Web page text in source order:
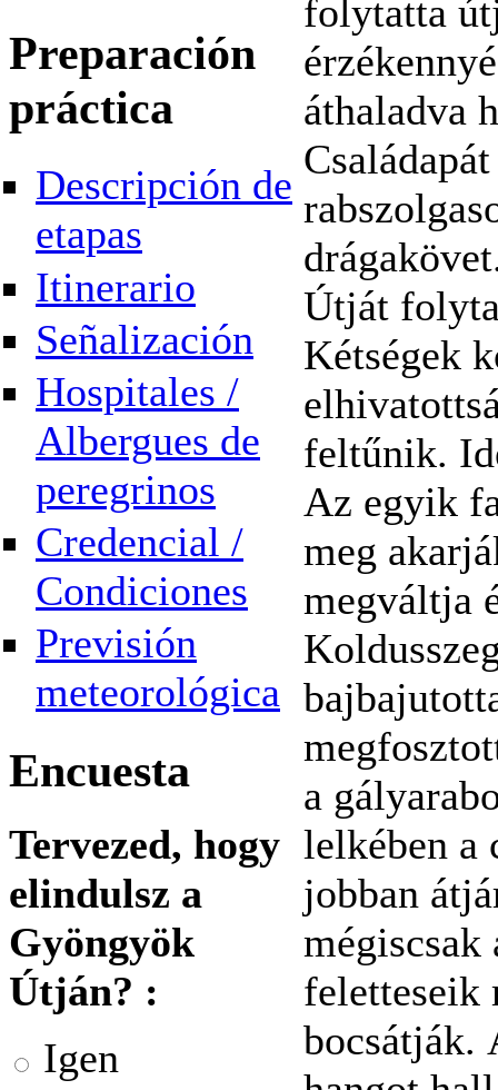
Preparación
práctica
Descripción de
etapas
Itinerario
Señalización
Hospitales /
Albergues de
peregrinos
Credencial /
Condiciones
Previsión
meteorológica
Encuesta
Tervezed, hogy
elindulsz a
Gyöngyök
Útján? :
Igen
folytatta
áthaladva
Útját
Kétségek
feltűnik.
Az egyik
meg
megváltja
a
lelkében a
jobban
mégiscsak
feletteseik
bocsátják.